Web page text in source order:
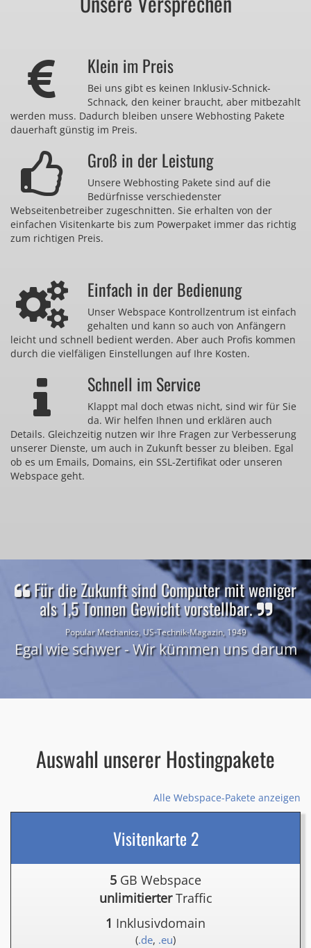
Klein im Preis
Bei uns gibt es keinen Inklusiv-Schnick-
Schnack, den keiner braucht, aber mitbezahlt
werden muss. Dadurch bleiben unsere Webhosting Pakete
dauerhaft günstig im Preis.
Groß in der Leistung
Unsere Webhosting Pakete sind auf die
Bedürfnisse verschiedenster
Webseitenbetreiber zugeschnitten. Sie erhalten von der
einfachen Visitenkarte bis zum Powerpaket immer das richtig
zum richtigen Preis.
Einfach in der Bedienung
Unser Webspace Kontrollzentrum ist einfach
gehalten und kann so auch von Anfängern
leicht und schnell bedient werden. Aber auch Profis kommen
durch die vielfäligen Einstellungen auf Ihre Kosten.
Schnell im Service
Klappt mal doch etwas nicht, sind wir für Sie
da. Wir helfen Ihnen und erklären auch
Details. Gleichzeitig nutzen wir Ihre Fragen zur Verbesserung
unserer Dienste, um auch in Zukunft besser zu bleiben. Egal
ob es um Emails, Domains, ein SSL-Zertifikat oder unseren
Webspace geht.
Für die Zukunft sind Computer mit weniger
als 1,5 Tonnen Gewicht vorstellbar.
Popular Mechanics, US-Technik-Magazin, 1949
Egal wie schwer - Wir kümmen uns darum
Auswahl unserer Hostingpakete
Alle Webspace-Pakete anzeigen
Visitenkarte 2
5 GB Webspace
unlimitierterTraffic
1 Inklusivdomain
(.de, .eu)